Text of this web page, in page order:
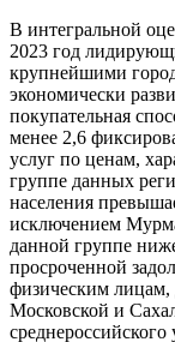
В интегральной
2023 год
крупнейшими
экономически
покупательная
менее 2,6
услуг по ценам,
группе данных
населения
исключением
данной группе
просроченной
физическим лицам,
Московской и